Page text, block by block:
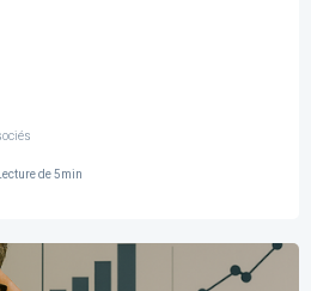
Lecture de 5min